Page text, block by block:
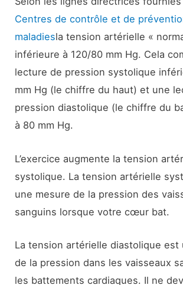
Centres de contrôle et de
maladiesla tension artérielle «
inférieure à 120/80 mm Hg. Cela
lecture de pression systolique
mm Hg (le chiffre du haut) et une
pression diastolique (le chiffre du
à 80 mm Hg.
L’exercice augmente la tension
systolique. La tension artérielle
une mesure de la pression des
sanguins lorsque votre cœur bat.
La tension artérielle diastolique est
de la pression dans les vaisseaux
les battements cardiaques. Il ne